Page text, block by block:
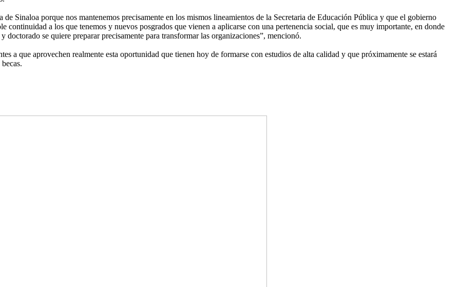
Sinaloa porque nos mantenemos precisamente en los mismos lineamientos de la Secretaria de Educación Pública y que el gobierno
continuidad a los que tenemos y nuevos posgrados que vienen a aplicarse con una pertenencia social, que es muy importante, en donde
doctorado se quiere preparar precisamente para transformar las organizaciones”, mencionó.
a que aprovechen realmente esta oportunidad que tienen hoy de formarse con estudios de alta calidad y que próximamente se estará